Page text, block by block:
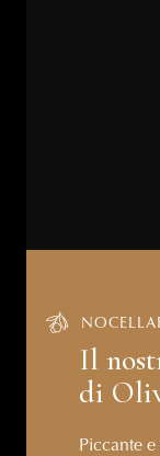
Il
di
Piccante